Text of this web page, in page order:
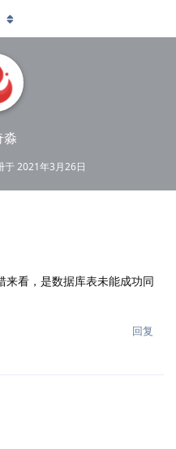
淼
于2021年3月26日
来看，是数据库表未能成功同
回复